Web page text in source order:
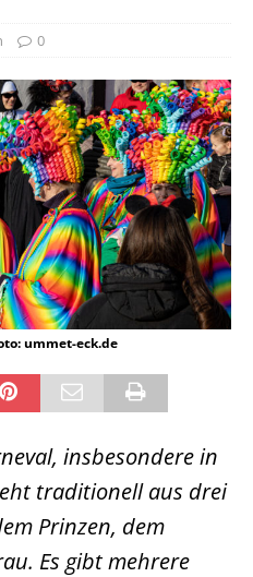
0
ummet-eck.de
insbesondere in
traditionell aus drei
Prinzen, dem
Es gibt mehrere